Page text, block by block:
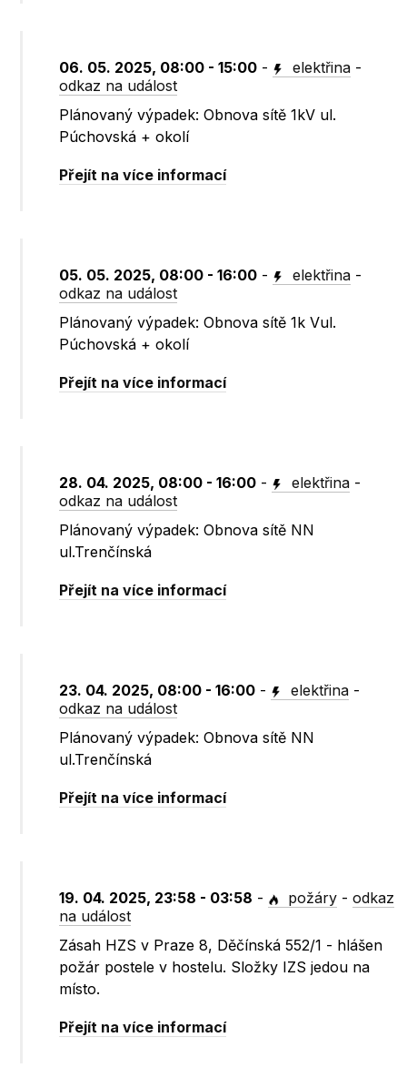
06. 05. 2025, 08:00 - 15:00 - elektřina -
odkaz na událost
Plánovaný výpadek: Obnova sítě 1kV ul.
Púchovská + okolí
Přejít na více informací
05. 05. 2025, 08:00 - 16:00 - elektřina -
odkaz na událost
Plánovaný výpadek: Obnova sítě 1k Vul.
Púchovská + okolí
Přejít na více informací
28. 04. 2025, 08:00 - 16:00 - elektřina -
odkaz na událost
Plánovaný výpadek: Obnova sítě NN
ul.Trenčínská
Přejít na více informací
23. 04. 2025, 08:00 - 16:00 - elektřina -
odkaz na událost
Plánovaný výpadek: Obnova sítě NN
ul.Trenčínská
Přejít na více informací
19. 04. 2025, 23:58 - 03:58 - požáry -odkaz
na událost
Zásah HZS v Praze 8, Děčínská 552/1 - hlášen
požár postele v hostelu. Složky IZS jedou na
místo.
Přejít na více informací